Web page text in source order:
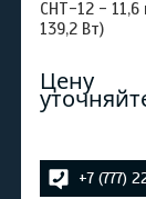
СНТ-12 - 11,6
139,2 Вт)
Цену
+7 (777)